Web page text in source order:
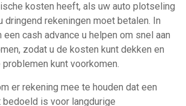
kosten heeft, als uw auto plotseling
dringend rekeningen moet betalen. In
cash advance u helpen om snel aan
zodat u de kosten kunt dekken en
kunt voorkomen.
er rekening mee te houden dat een
bedoeld is voor langdurige